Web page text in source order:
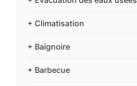
+ Climatisation
+ Baignoire
+ Barbecue